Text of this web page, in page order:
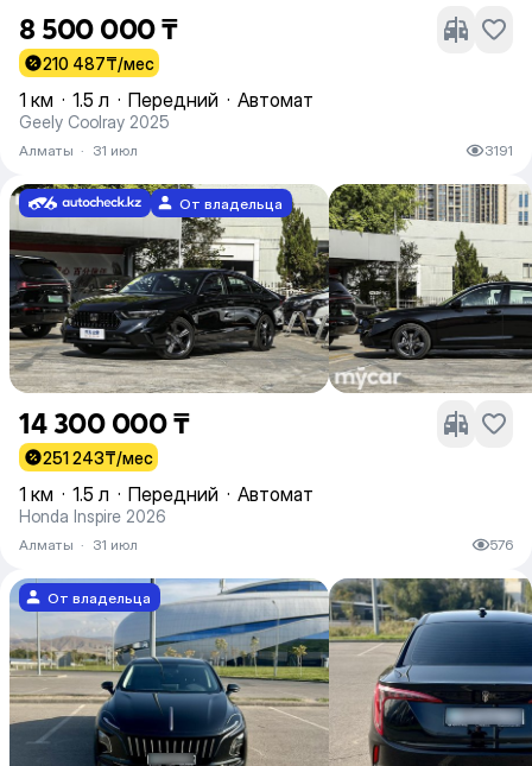
8 500 000 ₸
210 487₸/мес
1 км · 1.5 л · Передний · Автомат
Geely Coolray 2025
Алматы · 31 июл 3191
От владельца
14 300 000 ₸
251 243₸/мес
1 км · 1.5 л · Передний · Автомат
Honda Inspire 2026
Алматы · 31 июл 576
От владельца